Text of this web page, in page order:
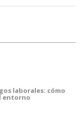
laborales: cómo
entorno